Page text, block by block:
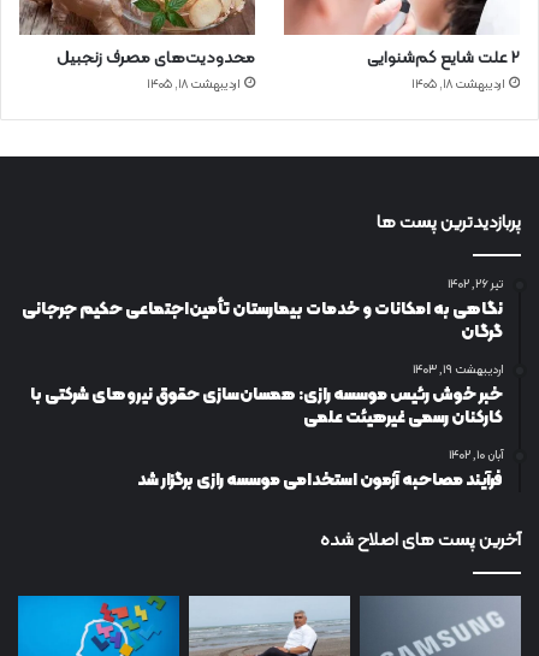
۲ علت شایع‌ کم‌شنوایی
اردیبهشت ۱۸, ۱۴۰۵
محدودیت‌های مصرف زنجبیل
اردیبهشت ۱۸, ۱۴۰۵
پربازدیدترین پست ها
تیر ۲۶, ۱۴۰۲
نگاهی به امکانات و خدمات بیمارستان تأمین‌اجتماعی حکیم جرجانی
گرگان
اردیبهشت ۱۹, ۱۴۰۳
خبر خوش رئیس موسسه رازی: همسان‌سازی حقوق نیروهای شرکتی با
کارکنان رسمی غیرهیئت علمی
آبان ۱۰, ۱۴۰۲
فرآیند مصاحبه آزمون استخدامی موسسه رازی برگزار شد
آخرین پست های اصلاح شده